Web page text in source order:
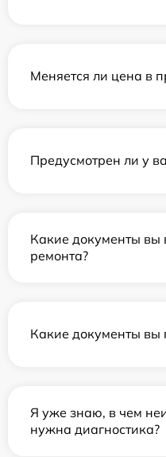
Меняется ли цена в
Предусмотрен ли у
Какие документы вы
ремонта?
Какие документы вы
Я уже знаю, в чем
нужна диагностика?